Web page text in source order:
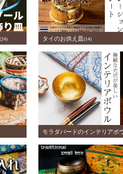
(24) タイのお供え皿(14)
モラダバードのインテリアボ